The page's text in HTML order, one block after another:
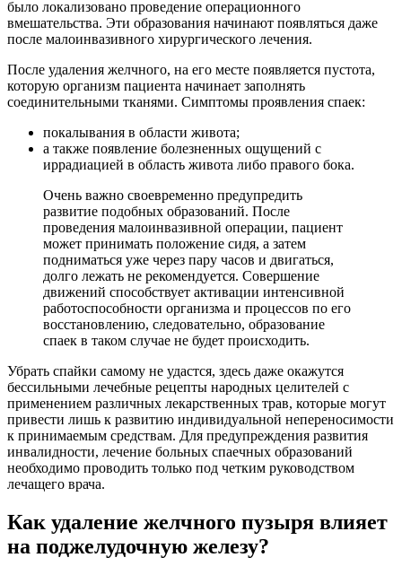
было локализовано проведение операционного
вмешательства. Эти образования начинают появляться даже
после малоинвазивного хирургического лечения.
После удаления желчного, на его месте появляется пустота,
которую организм пациента начинает заполнять
соединительными тканями. Симптомы проявления спаек:
покалывания в области живота;
а также появление болезненных ощущений с
иррадиацией в область живота либо правого бока.
Очень важно своевременно предупредить
развитие подобных образований. После
проведения малоинвазивной операции, пациент
может принимать положение сидя, а затем
подниматься уже через пару часов и двигаться,
долго лежать не рекомендуется. Совершение
движений способствует активации интенсивной
работоспособности организма и процессов по его
восстановлению, следовательно, образование
спаек в таком случае не будет происходить.
Убрать спайки самому не удастся, здесь даже окажутся
бессильными лечебные рецепты народных целителей с
применением различных лекарственных трав, которые могут
привести лишь к развитию индивидуальной непереносимости
к принимаемым средствам. Для предупреждения развития
инвалидности, лечение больных спаечных образований
необходимо проводить только под четким руководством
лечащего врача.
Как удаление желчного пузыря влияет
на поджелудочную железу?